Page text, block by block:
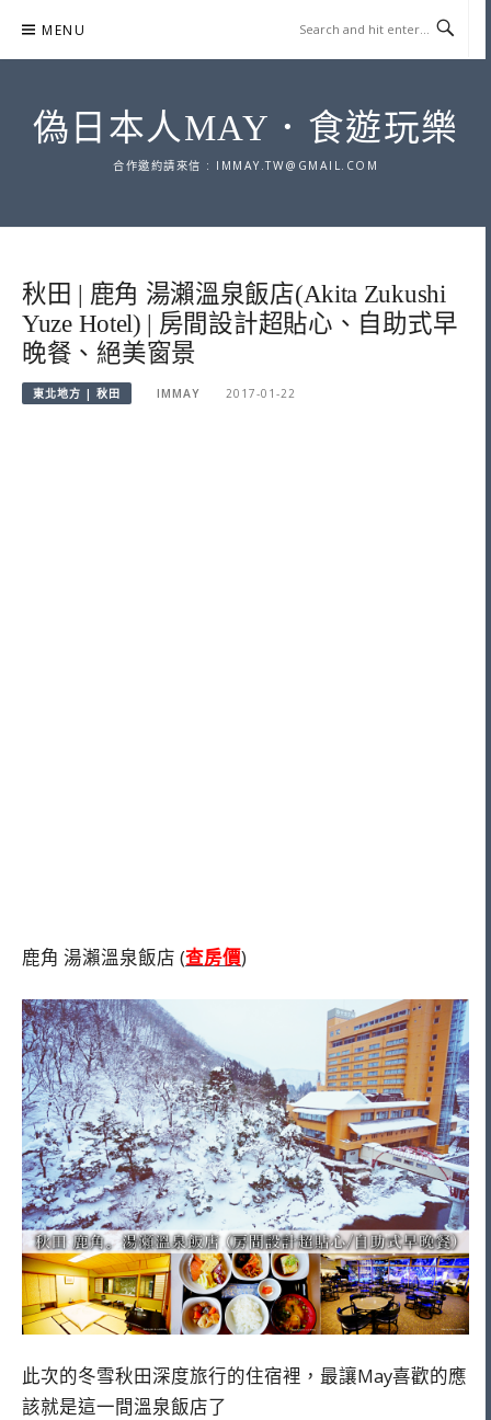
content
MENU
偽日本人MAY．食遊玩樂
合作邀約請來信 : IMMAY.TW@GMAIL.COM
秋田 | 鹿角 湯瀨溫泉飯店(Akita Zukushi
Yuze Hotel) | 房間設計超貼心、自助式早
晚餐、絕美窗景
東北地方 | 秋田 IMMAY 2017-01-22
鹿角 湯瀨溫泉飯店 (查房價)
此次的冬雪秋田深度旅行的住宿裡，最讓May喜歡的應
該就是這一間溫泉飯店了